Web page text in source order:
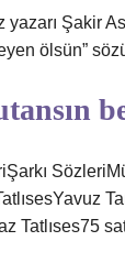
yazarı Şakir
ölsün”
Tatlıses75